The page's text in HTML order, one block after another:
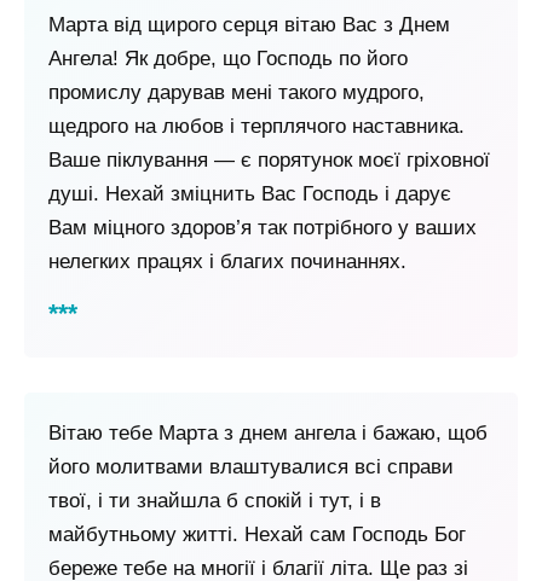
Марта від щирого серця вітаю Вас з Днем
Ангела! Як добре, що Господь по його
промислу дарував мені такого мудрого,
щедрого на любов і терплячого наставника.
Ваше піклування — є порятунок моєї гріховної
душі. Нехай зміцнить Вас Господь і дарує
Вам міцного здоров’я так потрібного у ваших
нелегких працях і благих починаннях.
Вітаю тебе Марта з днем ​​ангела і бажаю, щоб
його молитвами влаштувалися всі справи
твої, і ти знайшла б спокій і тут, і в
майбутньому житті. Нехай сам Господь Бог
береже тебе на многії і благії літа. Ще раз зі